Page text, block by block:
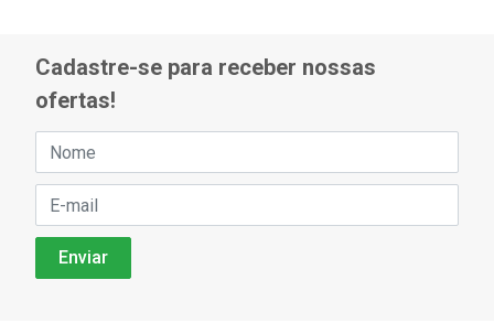
Cadastre-se para receber nossas
ofertas!